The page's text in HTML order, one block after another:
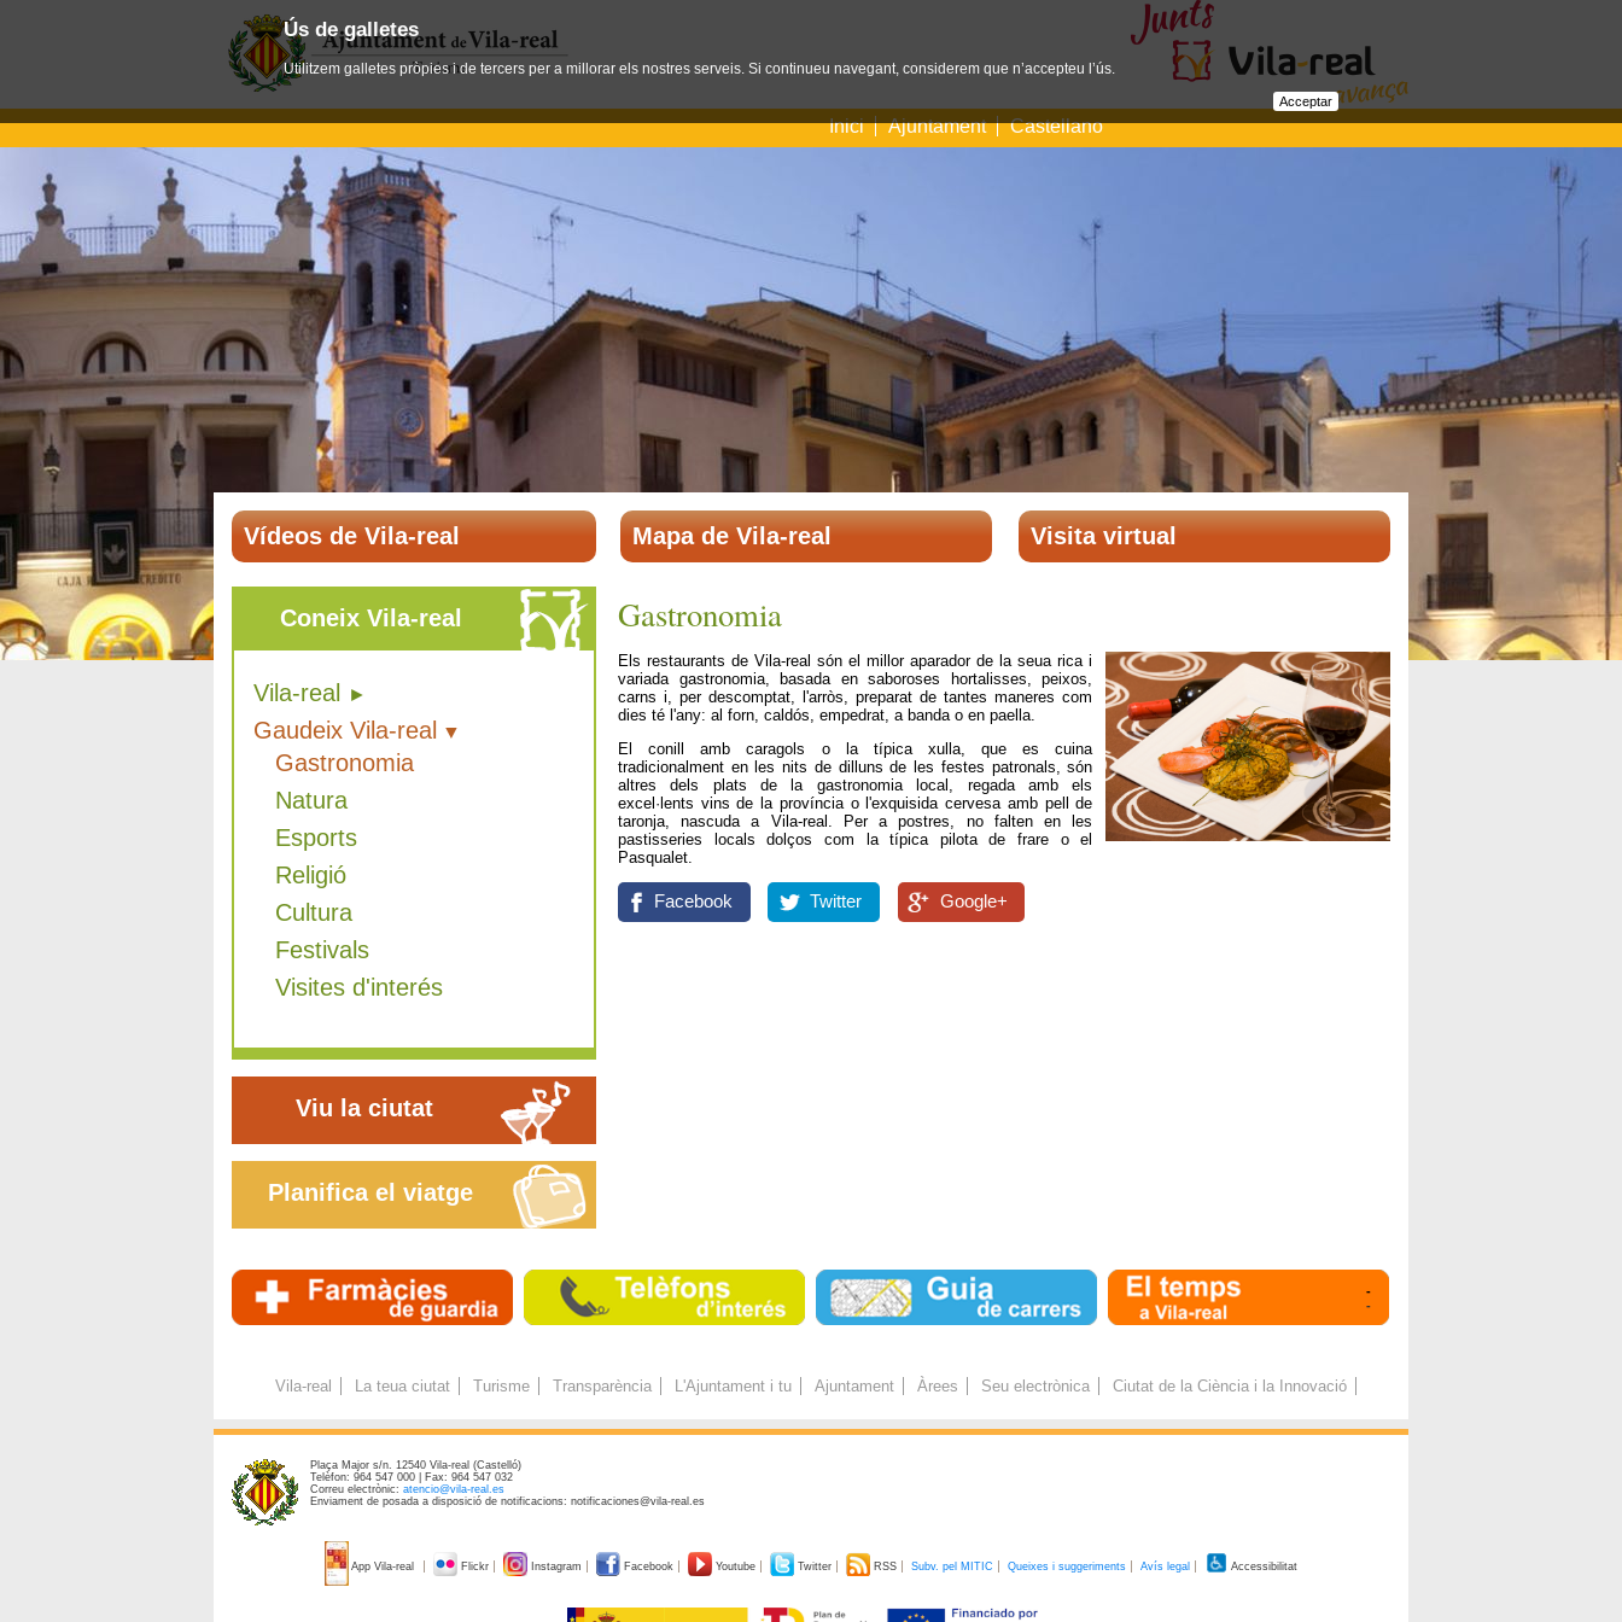
Inici Ajuntament Castellano
Vídeos de Vila-real Mapa de Vila-real Visita virtual
Gastronomia
Els restaurants de Vila-real són el millor aparador de la seua rica i
variada gastronomia, basada en saboroses hortalisses, peixos,
carns i, per descomptat, l'arròs, preparat de tantes maneres com
dies té l'any: al forn, caldós, empedrat, a banda o en paella.
El conill amb caragols o la típica xulla, que es cuina
tradicionalment en les nits de dilluns de les festes patronals, són
altres dels plats de la gastronomia local, regada amb els
excel·lents vins de la província o l'exquisida cervesa amb pell de
taronja, nascuda a Vila-real. Per a postres, no falten en les
pastisseries locals dolços com la típica pilota de frare o el
Pasqualet.
Facebook Twitter Google+
Coneix Vila-real
Vila-real
Gaudeix Vila-real
Gastronomia
Natura
Esports
Religió
Cultura
Festivals
Visites d'interés
Viu la ciutat
Planifica el viatge
-
-
Vila-real La teua ciutat Turisme Transparència L'Ajuntament i tu Ajuntament Àrees Seu electrònica Ciutat de la Ciència i la Innovació
Plaça Major s/n. 12540 Vila-real (Castelló)
Telèfon: 964 547 000 | Fax: 964 547 032
Correu electrònic: atencio@vila-real.es
Enviament de posada a disposició de notificacions: notificaciones@vila-real.es
App Vila-real Flickr Instagram Facebook Youtube Twitter RSS Subv. pel MITIC Queixes i suggeriments Avís legal Accessibilitat
Ús de galletes
Utilitzem galletes pròpies i de tercers per a millorar els nostres serveis. Si continueu navegant, considerem que n’accepteu l’ús.
Acceptar